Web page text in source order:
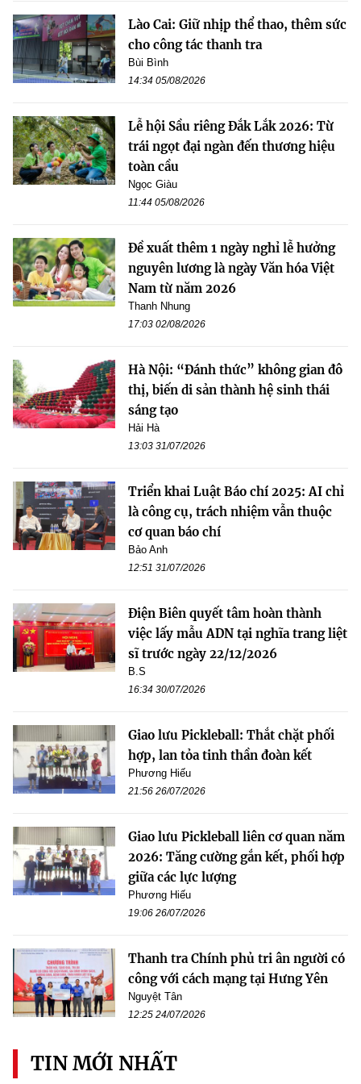
Lào Cai: Giữ nhịp thể thao, thêm sức
cho công tác thanh tra
Bùi Bình
14:34 05/08/2026
Lễ hội Sầu riêng Đắk Lắk 2026: Từ
trái ngọt đại ngàn đến thương hiệu
toàn cầu
Ngọc Giàu
11:44 05/08/2026
Đề xuất thêm 1 ngày nghỉ lễ hưởng
nguyên lương là ngày Văn hóa Việt
Nam từ năm 2026
Thanh Nhung
17:03 02/08/2026
Hà Nội: “Đánh thức” không gian đô
thị, biến di sản thành hệ sinh thái
sáng tạo
Hải Hà
13:03 31/07/2026
Triển khai Luật Báo chí 2025: AI chỉ
là công cụ, trách nhiệm vẫn thuộc
cơ quan báo chí
Bảo Anh
12:51 31/07/2026
Điện Biên quyết tâm hoàn thành
việc lấy mẫu ADN tại nghĩa trang liệt
sĩ trước ngày 22/12/2026
B.S
16:34 30/07/2026
Giao lưu Pickleball: Thắt chặt phối
hợp, lan tỏa tinh thần đoàn kết
Phương Hiếu
21:56 26/07/2026
Giao lưu Pickleball liên cơ quan năm
2026: Tăng cường gắn kết, phối hợp
giữa các lực lượng
Phương Hiếu
19:06 26/07/2026
Thanh tra Chính phủ tri ân người có
công với cách mạng tại Hưng Yên
Nguyệt Tân
12:25 24/07/2026
TIN MỚI NHẤT